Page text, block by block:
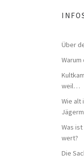
Über
Warum
weil…
Wie alt
Was
wert?
Die